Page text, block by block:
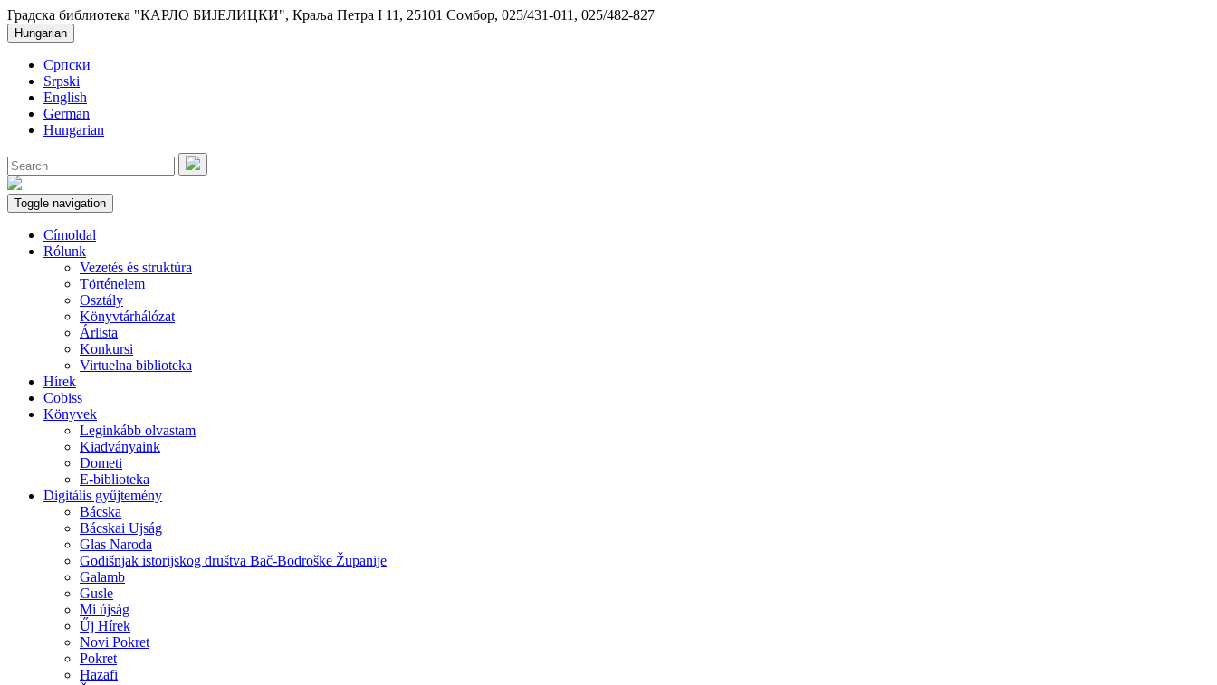
Градска библиотека "КАРЛО БИЈЕЛИЦКИ", Краља Петра I 11, 25101 Сомбор, 025/431-011, 025/482-827
Hungarian
Српски
Srpski
English
German
Hungarian
Toggle navigation
Címoldal
Rólunk
Vezetés és struktúra
Történelem
Osztály
Könyvtárhálózat
Árlista
Konkursi
Virtuelna biblioteka
Hírek
Cobiss
Könyvek
Leginkább olvastam
Kiadványaink
Dometi
E-biblioteka
Digitális gyűjtemény
Bácska
Bácskai Ujság
Glas Naroda
Godišnjak istorijskog društva Bač-Bodroške Županije
Galamb
Gusle
Mi újság
Űj Hírek
Novi Pokret
Pokret
Hazafi